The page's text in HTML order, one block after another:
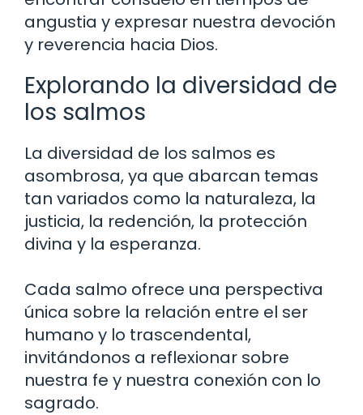
angustia y expresar nuestra devoción
y reverencia hacia Dios.
Explorando la diversidad de
los salmos
La diversidad de los salmos es
asombrosa, ya que abarcan temas
tan variados como la naturaleza, la
justicia, la redención, la protección
divina y la esperanza.
Cada salmo ofrece una perspectiva
única sobre la relación entre el ser
humano y lo trascendental,
invitándonos a reflexionar sobre
nuestra fe y nuestra conexión con lo
sagrado.